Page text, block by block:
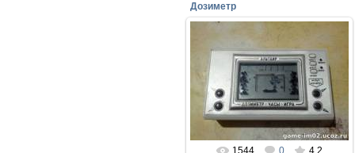
Дозиметр
18.04.2016
«Дозиметр: Альтаир» (в стиле
«Электроника») — портативная
ретро‑игра с монохромным
ЖК‑экраном
perepelin
1544 0 4.2